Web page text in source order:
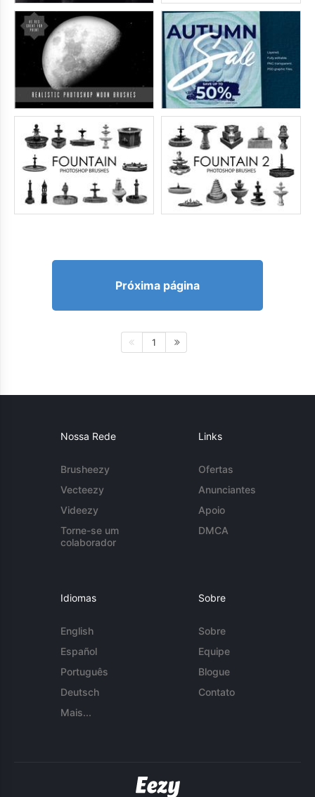
Próxima página
1
Nossa Rede
Brusheezy
Vecteezy
Videezy
Torne-se um
colaborador
Links
Ofertas
Anunciantes
Apoio
DMCA
Idiomas
English
Español
Português
Deutsch
Mais...
Sobre
Sobre
Equipe
Blogue
Contato